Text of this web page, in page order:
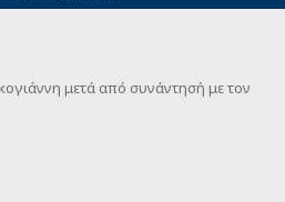
μετά από συνάντησή με τον